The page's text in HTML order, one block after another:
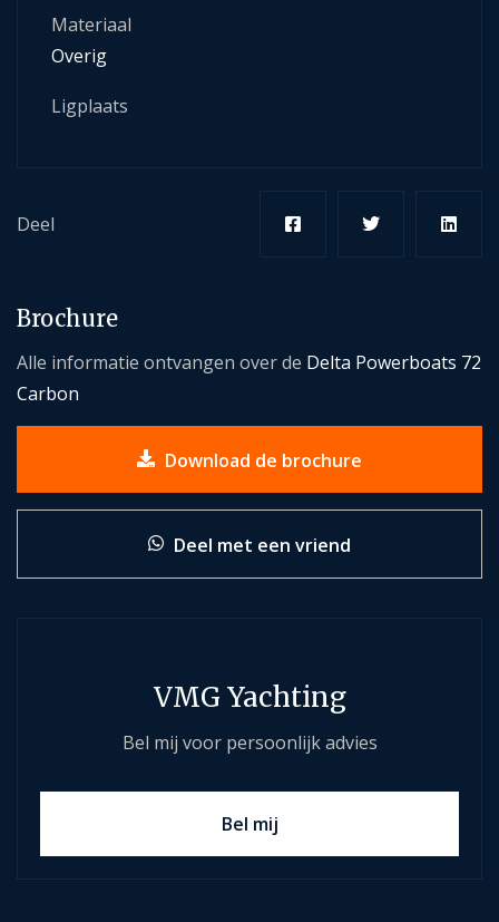
Materiaal
Overig
Ligplaats
Deel
Brochure
Alle informatie ontvangen over de Delta Powerboats 72
Carbon
Download de brochure
Deel met een vriend
VMG Yachting
Bel mij voor persoonlijk advies
Bel mij